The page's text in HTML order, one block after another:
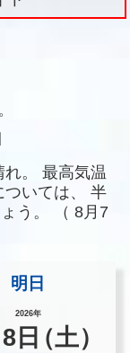
。
最高気温
いては、
半
う。
（ 8月7
明日
2026年
8 日（土）